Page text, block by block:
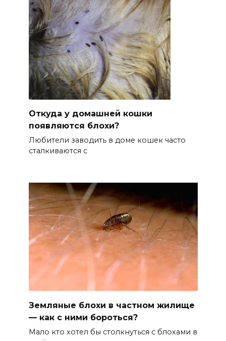
Откуда у домашней кошки
появляются блохи?
Любители заводить в доме кошек часто
сталкиваются с
Земляные блохи в частном жилище
— как с ними бороться?
Мало кто хотел бы столкнуться с блохами в